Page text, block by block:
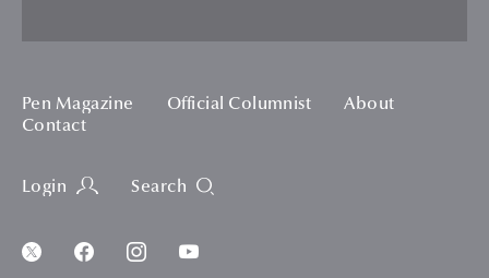
Pen Magazine Official Columnist
About
Contact
Login Search